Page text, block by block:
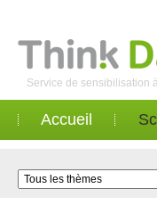
Service de sensibilisation
Accueil